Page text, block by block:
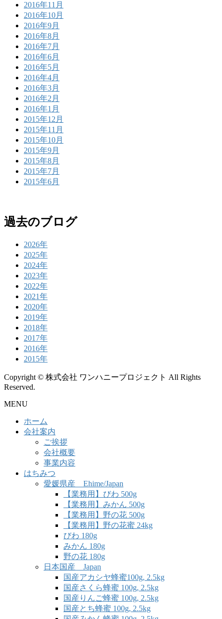
2016年11月
2016年10月
2016年9月
2016年8月
2016年7月
2016年6月
2016年5月
2016年4月
2016年3月
2016年2月
2016年1月
2015年12月
2015年11月
2015年10月
2015年9月
2015年8月
2015年7月
2015年6月
過去のブログ
2026年
2025年
2024年
2023年
2022年
2021年
2020年
2019年
2018年
2017年
2016年
2015年
Copyright © 株式会社 ワンハニープロジェクト All Rights
Reserved.
MENU
ホーム
会社案内
ご挨拶
会社概要
事業内容
はちみつ
愛媛県産 Ehime/Japan
【業務用】びわ 500g
【業務用】みかん 500g
【業務用】野の花 500g
【業務用】野の花蜜 24kg
びわ 180g
みかん 180g
野の花 180g
日本国産 Japan
国産アカシヤ蜂蜜100g, 2.5kg
国産さくら蜂蜜 100g, 2.5kg
国産りんご蜂蜜 100g, 2.5kg
国産とち蜂蜜 100g, 2.5kg